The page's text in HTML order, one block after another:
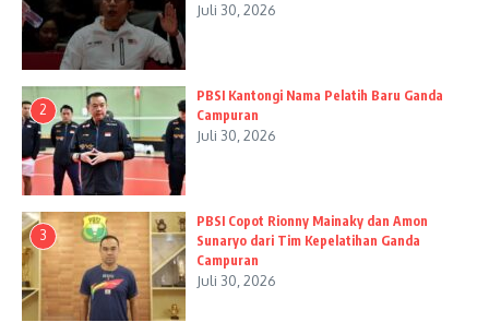
Juli 30, 2026
2
PBSI Kantongi Nama Pelatih Baru Ganda
Campuran
Juli 30, 2026
3
PBSI Copot Rionny Mainaky dan Amon
Sunaryo dari Tim Kepelatihan Ganda
Campuran
Juli 30, 2026